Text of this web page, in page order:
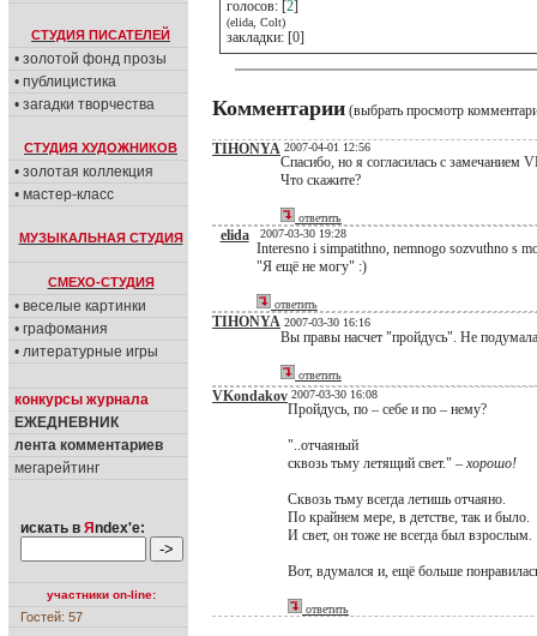
СТУДИЯ ПИСАТЕЛЕЙ
• золотой фонд прозы
• публицистика
• загадки творчества
СТУДИЯ ХУДОЖНИКОВ
• золотая коллекция
• мастер-класс
МУЗЫКАЛЬНАЯ СТУДИЯ
СМЕХО-СТУДИЯ
• веселые картинки
• графомания
• литературные игры
конкурсы журнала
ЕЖЕДНЕВНИК
лента комментариев
мегарейтинг
искать в Я ndex'е:
участники on-line:
Гостей: 57
голосов: [2]
(elida, Colt)
закладки: [0]
Комментарии (выбрать просмотр
TIHONYA 2007-04-01 12:56
Спасибо, но я согласилась с замечанием
Что скажите?
ответить
elida 2007-03-30 19:28
Interesno i simpatithno, nemnogo sozvuthno s
"Я ещё не могу" :)
ответить
TIHONYA 2007-03-30 16:16
Вы правы насчет "пройдусь". Не
ответить
VKondakov 2007-03-30 16:08
Пройдусь, по – себе и по – нему?
"..отчаяный
сквозь тьму летящий свет." – хорошо!
Сквозь тьму всегда летишь отчаяно.
По крайнем мере, в детстве, так и было.
И свет, он тоже не всегда был взрослым.
Вот, вдумался и, ещё больше
ответить